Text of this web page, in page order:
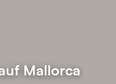
Mallorca